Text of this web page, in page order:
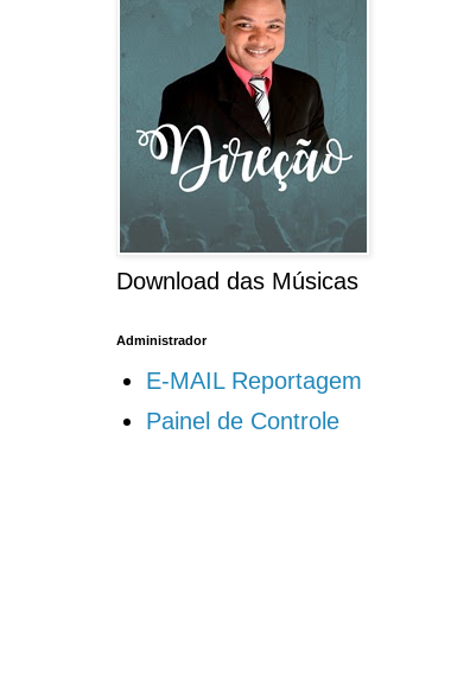
Download das Músicas
Administrador
E-MAIL Reportagem
Painel de Controle